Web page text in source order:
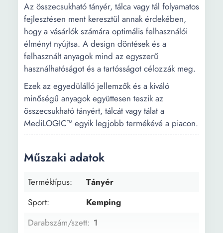
Az összecsukható tányér, tálca vagy tál folyamatos
fejlesztésen ment keresztül annak érdekében,
hogy a vásárlók számára optimális felhasználói
élményt nyújtsa. A design döntések és a
felhasznált anyagok mind az egyszerű
használhatóságot és a tartósságot célozzák meg.
Ezek az egyedülálló jellemzők és a kiváló
minőségű anyagok együttesen teszik az
összecsukható tányért, tálcát vagy tálat a
MediLOGIC™ egyik legjobb termékévé a piacon.
Műszaki adatok
Terméktípus:
Tányér
Sport:
Kemping
Darabszám/szett: 1